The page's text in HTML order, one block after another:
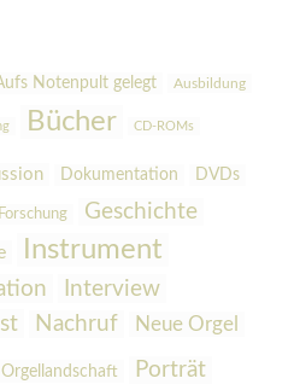
Notenpult gelegt Ausbildung
Bücher CD-ROMs
Dokumentation DVDs
Forschung Geschichte
Instrument
Interview
Nachruf Neue Orgel
Orgellandschaft Porträt